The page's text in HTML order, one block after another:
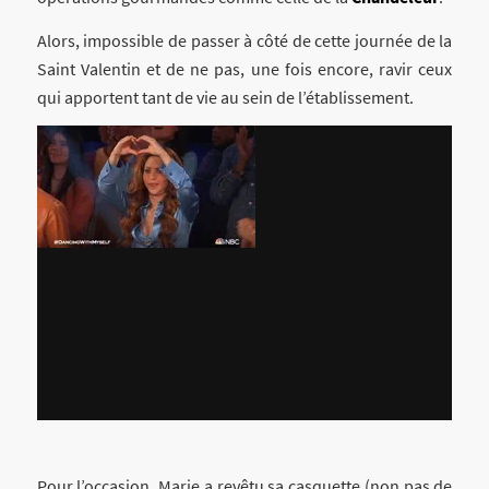
Alors, impossible de passer à côté de cette journée de la
Saint Valentin et de ne pas, une fois encore, ravir ceux
qui apportent tant de vie au sein de l’établissement.